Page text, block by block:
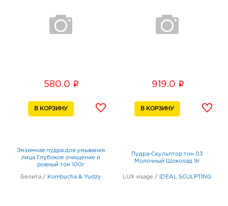
580.0 i 919.0 i
Энзимная пудра для умывания
лица Глубокое очищение и
ровный тон 100г
Белита / Kombucha & Yudzy
Пудра-Скульптор тон 03
Молочный Шоколад 9г
LUX visage / IDEAL SCULPTING